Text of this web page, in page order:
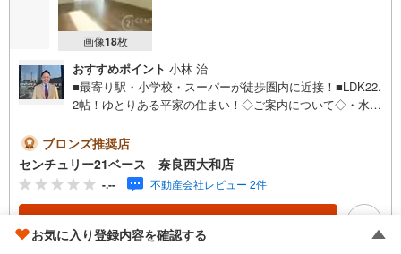
画像18枚
おすすめポイント 小林 治
■最寄り駅・小学校・スーパーが徒歩圏内に近接！■LDK22.
2帖！ゆとりある平家の住まい！◇ご案内について◇・水曜
可！・今から見たい！というお声にもご対応できます！◇
住宅ローンもお任せください！◇・提携銀行多数あり（地
方銀行・都市銀行・信用金庫etc）・優遇後適用金利 0.87
5％～（審査内容により異なります）--- ◇◇ Yahoo！不動
産キャンペーン対象店舗 ◇◇ ----当店で物件を成約いただ
くとPayPayボーナスライトがもらえる【Yahoo！不動産/物
件ご成約キャンペーン】の対象になります。「資料をもら
ブロンズ推奨店
センチュリー21ベース 奈良西大和店
-.-- 不動産会社レビュー 2件
資料をもらう
お気に入り登録内容を確認する